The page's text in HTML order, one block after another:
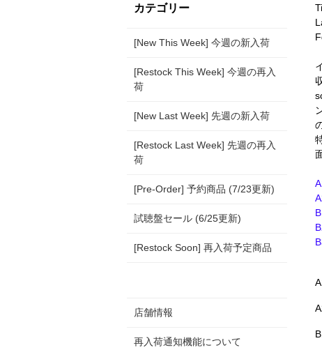
カテゴリー
[New This Week] 今週の新入荷
[Restock This Week] 今週の再入
荷
[New Last Week] 先週の新入荷
[Restock Last Week] 先週の再入
荷
[Pre-Order] 予約商品 (7/23更新)
試聴盤セール (6/25更新)
[Restock Soon] 再入荷予定商品
店舗情報
再入荷通知機能について